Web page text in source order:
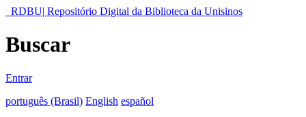
RDBU| Repositório Digital da Biblioteca da Unisinos
Buscar
Entrar
português (Brasil) English español